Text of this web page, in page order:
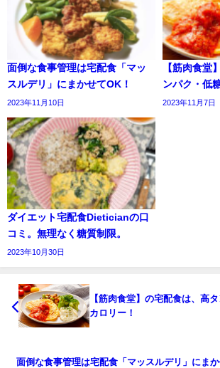
面倒な食事管理は宅配食「マッ
スルデリ」にまかせてOK！
2023年11月10日
【筋肉食堂
ンパク・低
2023年11月7日
ダイエット宅配食Dieticianの口
コミ。無理なく糖質制限。
2023年10月30日
【筋肉食堂】の宅配食は、高
カロリー！
面倒な食事管理は宅配食「マッスルデリ」にま